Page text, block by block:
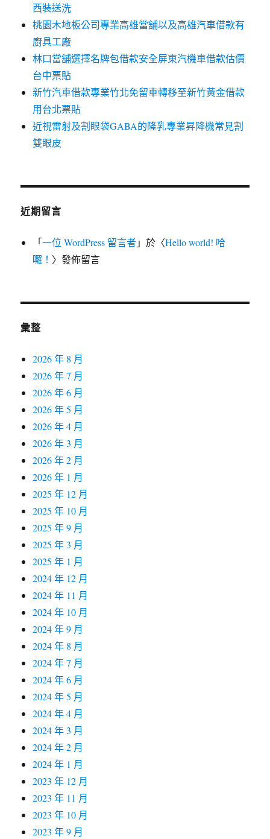
西裝送洗
桃園木地板公司專業高雄當舖以及高雄汽車借款有
廚具工廠
林口當舖選擇名牌包借款安全屏東汽機車借款估價
台中票貼
新竹汽車借款專業竹北免留車轉移至新竹黃金借款
用台北票貼
近視雷射及割眼袋GABA的隆乳專業昇降機常見割
雙眼皮
近期留言
「一位 WordPress 留言者」於〈Hello world! 哈
囉！ 〉發佈留言
彙整
2026 年 8 月
2026 年 7 月
2026 年 6 月
2026 年 5 月
2026 年 4 月
2026 年 3 月
2026 年 2 月
2026 年 1 月
2025 年 12 月
2025 年 10 月
2025 年 9 月
2025 年 3 月
2025 年 1 月
2024 年 12 月
2024 年 11 月
2024 年 10 月
2024 年 9 月
2024 年 8 月
2024 年 7 月
2024 年 6 月
2024 年 5 月
2024 年 4 月
2024 年 3 月
2024 年 2 月
2024 年 1 月
2023 年 12 月
2023 年 11 月
2023 年 10 月
2023 年 9 月